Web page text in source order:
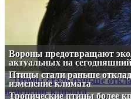
Вороны предотвращают
актуальных на
Птицы стали раньше
изменение климата
Тропические птицы более